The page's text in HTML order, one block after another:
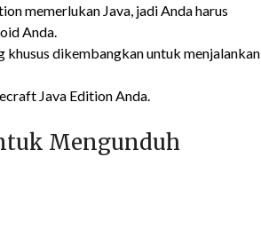
memerlukan Java, jadi Anda harus
Anda.
khusus dikembangkan untuk menjalankan
Java Edition Anda.
Mengunduh